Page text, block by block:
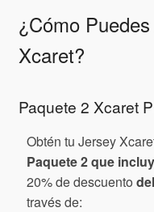
¿Cómo
Xcaret?
Paquete 2 Xcaret
Obtén tu Jersey
Paquete 2 que
20% de descuento
través de: